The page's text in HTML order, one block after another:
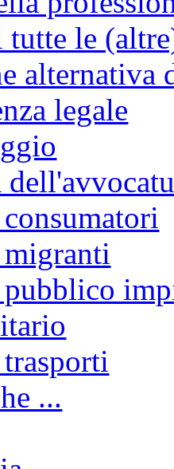
le
alternativa
legale
...